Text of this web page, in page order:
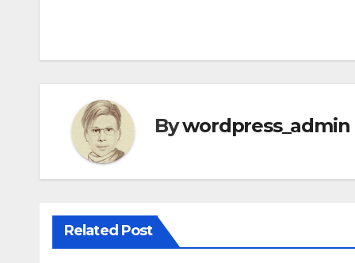
Bywordpress_admin
Related Post